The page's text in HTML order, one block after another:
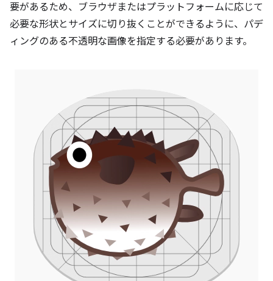
要があるため、ブラウザまたはプラットフォームに応じて
必要な形状とサイズに切り抜くことができるように、パデ
ィングのある不透明な画像を指定する必要があります。